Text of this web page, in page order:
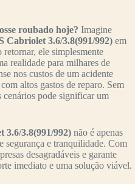
roubado hoje? Imagine
Cabriolet 3.6/3.8(991/992) em
retornar, ele simplesmente
realidade para milhares de
nos custos de um acidente
altos gastos de reparo. Sem
cenários pode significar um
3.6/3.8(991/992) não é apenas
segurança e tranquilidade. Com
desagradáveis e garante
imediato e uma solução viável.